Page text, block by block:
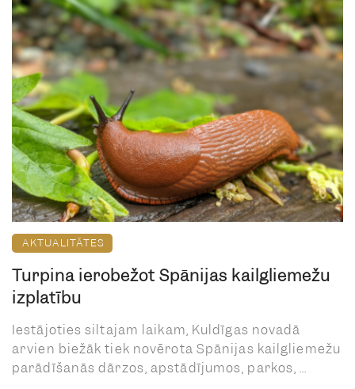
AKTUALITĀTES
Turpina ierobežot Spānijas kailgliemežu
izplatību
Iestājoties siltajam laikam, Kuldīgas novadā
arvien biežāk tiek novērota Spānijas kailgliemežu
parādīšanās dārzos, apstādījumos, parkos, ...